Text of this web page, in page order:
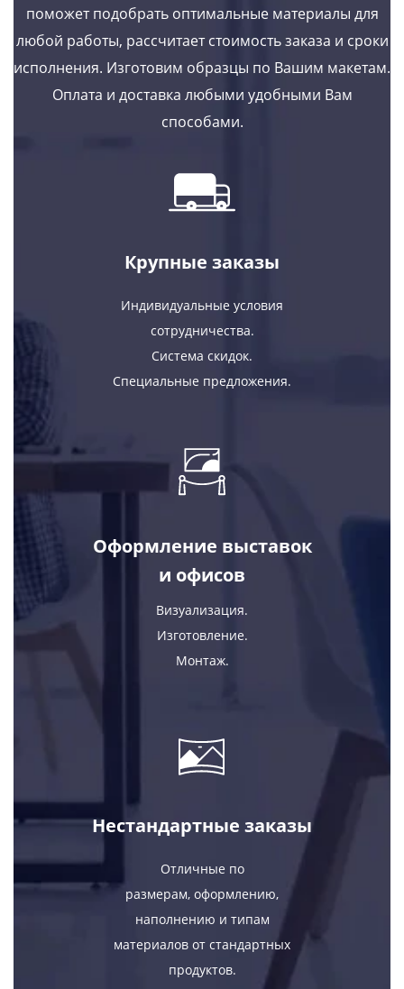
поможет подобрать оптимальные материалы для
любой работы, рассчитает стоимость заказа и сроки
исполнения. Изготовим образцы по Вашим макетам.
Оплата и доставка любыми удобными Вам
способами.
Крупные заказы
Индивидуальные условия
сотрудничества.
Система скидок.
Специальные предложения.
Оформление выставок
и офисов
Визуализация.
Изготовление.
Монтаж.
Нестандартные заказы
Отличные по
размерам, оформлению,
наполнению и типам
материалов от стандартных
продуктов.